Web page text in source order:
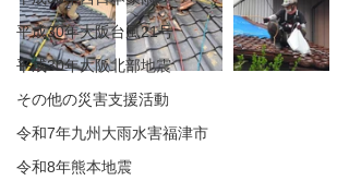
平成30年大阪台風21号
平成30年大阪北部地震
その他の災害支援活動
令和7年九州大雨水害福津市
令和8年熊本地震